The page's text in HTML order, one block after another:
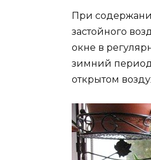
При
застойного
окне в
зимний период
открытом